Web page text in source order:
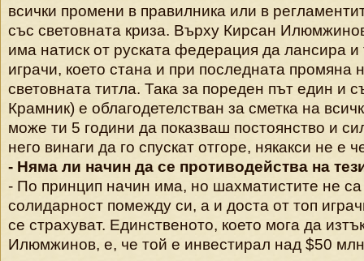
всички промени в правилника или в
със световната криза. Върху Кирсан
има натиск от руската федерация да лансира и
играчи, което стана и при последната промяна
световната титла. Така за пореден път един и
Крамник) е облагодетелстван за сметка на
може ти 5 години да показваш постоянство и
него винаги да го спускат отгоре, някакси не е
- Няма ли начин да се противодейства на
- По принцип начин има, но шахматистите не са
солидарност помежду си, а и доста от топ
се страхуват. Единственото, което мога да
Илюмжинов, е, че той е инвестирал над $50